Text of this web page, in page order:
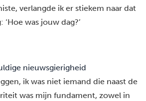
verlangde ik er stiekem naar dat
was jouw dag?’
nieuwsgierigheid
ik was niet iemand die naast de
was mijn fundament, zowel in